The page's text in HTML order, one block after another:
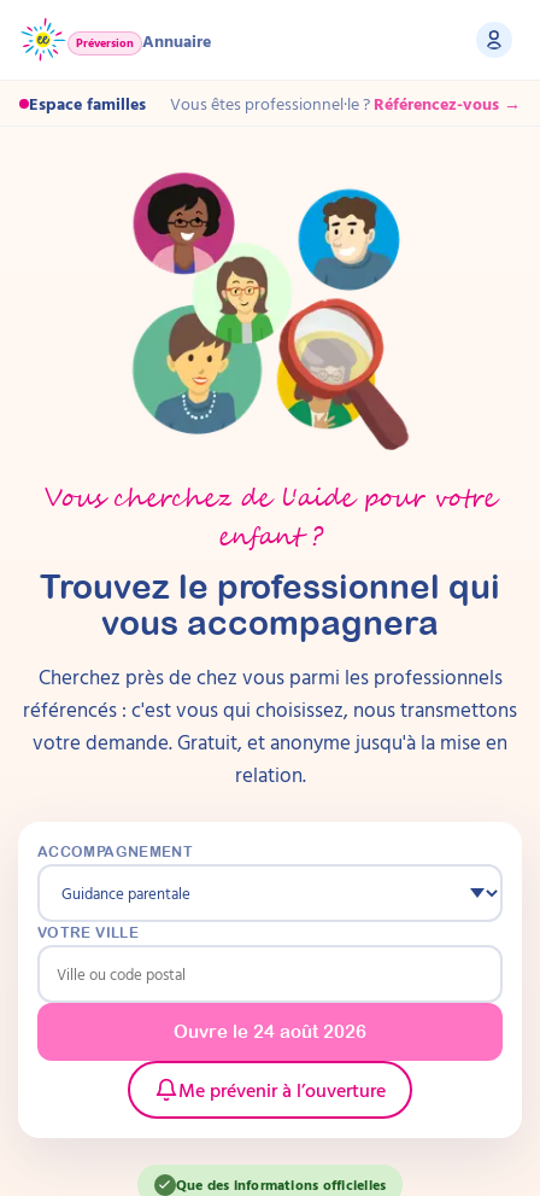
Préversion Annuaire
Espace familles Vous êtes professionnel·le ?Référencez-vous →
Vous cherchez de l'aide pour votre
enfant ?
Trouvez le professionnel qui
vous accompagnera
Cherchez près de chez vous parmi les professionnels
référencés : c'est vous qui choisissez, nous transmettons
votre demande. Gratuit, et anonyme jusqu'à la mise en
relation.
ACCOMPAGNEMENT
VOTRE VILLE
Ouvre le 24 août 2026
Me prévenir à l’ouverture
Que des informations officielles